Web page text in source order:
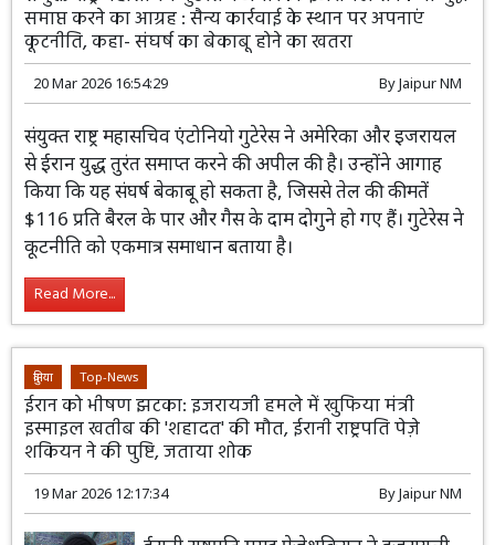
समाप्त करने का आग्रह : सैन्य कार्रवाई के स्थान पर अपनाएं
कूटनीति, कहा- संघर्ष का बेकाबू होने का खतरा
20 Mar 2026 16:54:29 ByJaipur NM
संयुक्त राष्ट्र महासचिव एंटोनियो गुटेरेस ने अमेरिका और इजरायल
से ईरान युद्ध तुरंत समाप्त करने की अपील की है। उन्होंने आगाह
किया कि यह संघर्ष बेकाबू हो सकता है, जिससे तेल की कीमतें
$116 प्रति बैरल के पार और गैस के दाम दोगुने हो गए हैं। गुटेरेस ने
कूटनीति को एकमात्र समाधान बताया है।
Read More...
दुनिया Top-News
ईरान को भीषण झटका: इजरायजी हमले में खुफिया मंत्री
इस्माइल खतीब की 'शहादत' की मौत, ईरानी राष्ट्रपति पेज़े​
शकियन ने की पुष्टि, जताया शोक
19 Mar 2026 12:17:34 ByJaipur NM